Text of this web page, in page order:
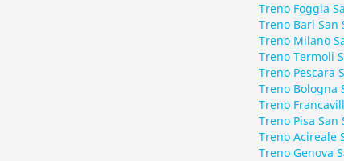
Treno Foggia
Treno Bari San
Treno Milano
Treno Termoli
Treno Pescara
Treno Bologna
Treno
Treno Pisa San
Treno Acireale
Treno Genova